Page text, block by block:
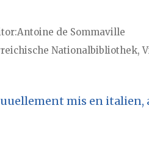
Antoine de Sommaville
Nationalbibliothek,
mis en italien,